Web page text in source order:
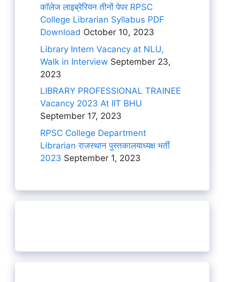
कॉलेज लाइब्रेरियन तीनों पेपर RPSC
College Librarian Syllabus PDF
Download October 10, 2023
Library Intern Vacancy at NLU,
Walk in Interview September 23,
2023
LIBRARY PROFESSIONAL TRAINEE
Vacancy 2023 At IIT BHU
September 17, 2023
RPSC College Department
Librarian राजस्थान पुस्तकालयाध्यक्ष भर्ती
2023 September 1, 2023